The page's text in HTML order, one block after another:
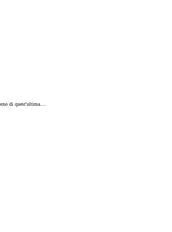
di quest'ultima....